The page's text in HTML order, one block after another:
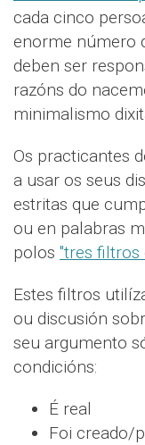
cada cinco
enorme número
deben ser
razóns do
minimalismo
Os practicantes
a usar os seus
estritas que
ou en palabras
polos "tres filtros
Estes filtros
ou discusión
seu argumento
condicións:
É real
Foi creado/